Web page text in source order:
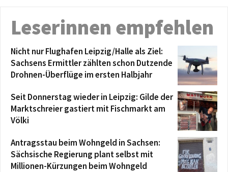
Leserinnen empfehlen
Nicht nur Flughafen Leipzig/Halle als Ziel:
Sachsens Ermittler zählten schon Dutzende
Drohnen-Überflüge im ersten Halbjahr
Seit Donnerstag wieder in Leipzig: Gilde der
Marktschreier gastiert mit Fischmarkt am
Völki
Antragsstau beim Wohngeld in Sachsen:
Sächsische Regierung plant selbst mit
Millionen-Kürzungen beim Wohngeld